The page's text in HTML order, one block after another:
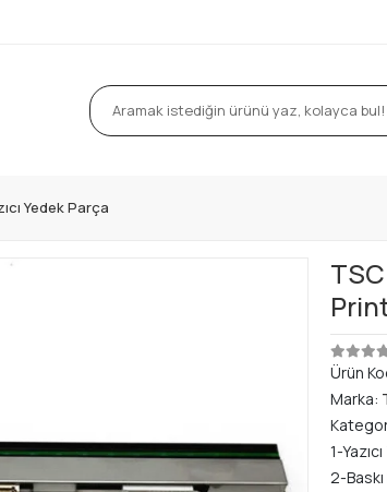
Yedek Parça
Ürün
Marka:
1-
2-Baskı